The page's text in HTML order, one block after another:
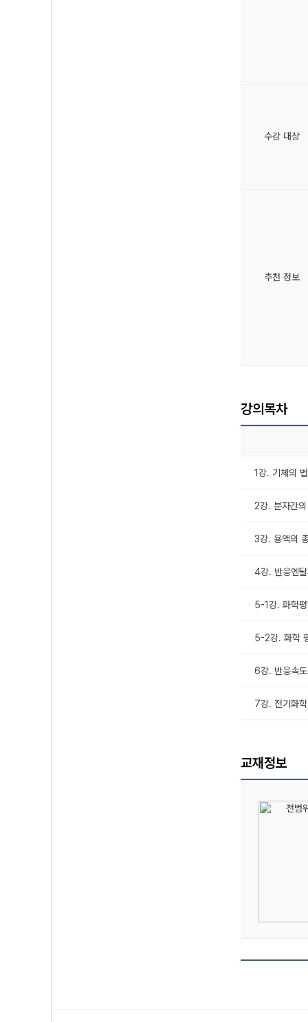
수강 대상
추천 정보
강의목차
1강. 기체의
2강. 분자간
3강. 용액의
4강. 반응엔
5-1강. 화학
5-2강. 화학
6강. 반응속도
7강. 전기화
교재정보